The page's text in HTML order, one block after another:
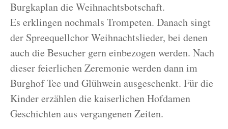
Burgkaplan die Weihnachtsbotschaft.
Es erklingen nochmals Trompeten. Danach singt
der Spreequellchor Weihnachtslieder, bei denen
auch die Besucher gern einbezogen werden. Nach
dieser feierlichen Zeremonie werden dann im
Burghof Tee und Glühwein ausgeschenkt. Für die
Kinder erzählen die kaiserlichen Hofdamen
Geschichten aus vergangenen Zeiten.